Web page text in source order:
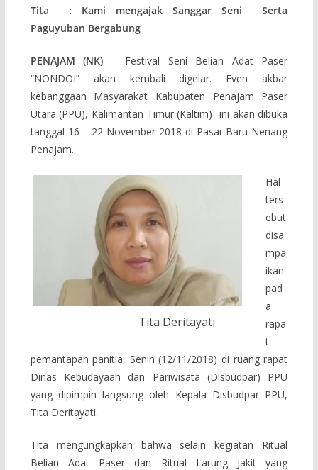
Tita : Kami mengajak Sanggar Seni Serta
Paguyuban Bergabung
PENAJAM (NK) – Festival Seni Belian Adat Paser
“NONDOI” akan kembali digelar. Even akbar
kebanggaan Masyarakat Kabupaten Penajam Paser
Utara (PPU), Kalimantan Timur (Kaltim) ini akan dibuka
tanggal 16 – 22 November 2018 di Pasar Baru Nenang
Penajam.
Tita Deritayati
Hal
ters
ebut
disa
mpa
ikan
pad
a
rapa
t
pemantapan panitia, Senin (12/11/2018) di ruang rapat
Dinas Kebudayaan dan Pariwisata (Disbudpar) PPU
yang dipimpin langsung oleh Kepala Disbudpar PPU,
Tita Deritayati.
Tita mengungkapkan bahwa selain kegiatan Ritual
Belian Adat Paser dan Ritual Larung Jakit yang